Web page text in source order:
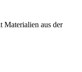
Materialien aus der